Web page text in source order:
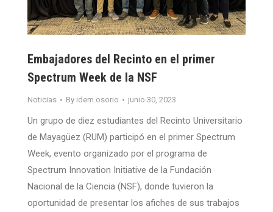
Embajadores del Recinto en el primer
Spectrum Week de la NSF
Noticias By idem.osorio junio 30, 2023
Un grupo de diez estudiantes del Recinto Universitario
de Mayagüez (RUM) participó en el primer Spectrum
Week, evento organizado por el programa de
Spectrum Innovation Initiative de la Fundación
Nacional de la Ciencia (NSF), donde tuvieron la
oportunidad de presentar los afiches de sus trabajos